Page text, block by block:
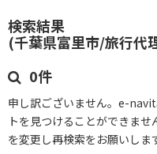
検索結果
(千葉県富里市/旅行代
0件
申し訳ございません。e-
トを見つけることができませ
を変更し再検索をお願いしま